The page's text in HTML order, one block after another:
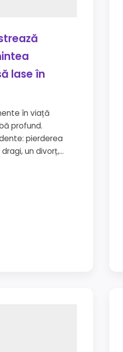
lase în
în viață
profund.
pierderea
un divorț,...